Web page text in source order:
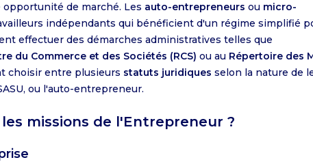
de marché. Les auto-entrepreneurs ou micro-
indépendants qui bénéficient d'un régime simplifié
effectuer des démarches administratives telles que
du Commerce et des Sociétés (RCS) ou au Répertoire des
choisir entre plusieurs statuts juridiques selon la nature de
ou l'auto-entrepreneur.
missions de l'Entrepreneur ?